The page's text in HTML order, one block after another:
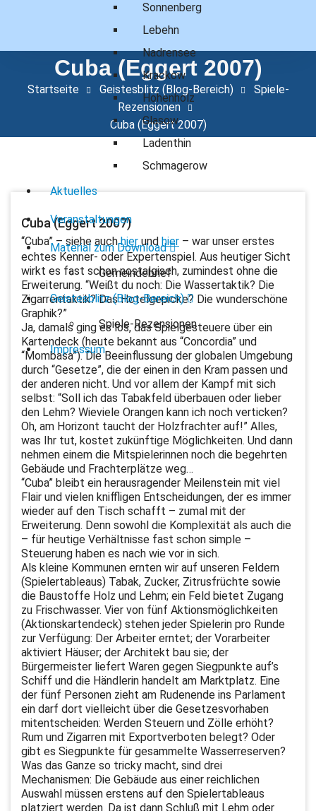
Sonnenberg
Lebehn
Nadrensee
Krackow
Hohenholz
Glasow
Ladenthin
Schmagerow
Aktuelles
Veranstaltungen
Material zum Download
Gemeindebrief
Geistesblitz (Blog-Bereich)
Spiele-Rezensionen
Impressum
Cuba (Eggert 2007)
Startseite Geistesblitz (Blog-Bereich)
Spiele-
Rezensionen
Cuba (Eggert 2007)
Cuba (Eggert 2007)
“Cuba” – siehe auch hier und hier – war unser erstes
echtes Kenner- oder Expertenspiel. Aus heutiger Sicht
wirkt es fast schon nostalgisch, zumindest ohne die
Erweiterung. “Weißt du noch: Die Wassertaktik? Die
Zigarrentaktik? Das Hotelgepicke? Die wunderschöne
Graphik?”
Ja, damals ging es los, das Spielgesteuere über ein
Kartendeck (heute bekannt aus “Concordia” und
“Mombasa”). Die Beeinflussung der globalen Umgebung
durch “Gesetze”, die der einen in den Kram passen und
der anderen nicht. Und vor allem der Kampf mit sich
selbst: “Soll ich das Tabakfeld überbauen oder lieber
den Lehm? Wieviele Orangen kann ich noch verticken?
Oh, am Horizont taucht der Holzfrachter auf!” Alles,
was Ihr tut, kostet zukünftige Möglichkeiten. Und dann
nehmen einem die Mitspielerinnen noch die begehrten
Gebäude und Frachterplätze weg…
“Cuba” bleibt ein herausragender Meilenstein mit viel
Flair und vielen kniffligen Entscheidungen, der es immer
wieder auf den Tisch schafft – zumal mit der
Erweiterung. Denn sowohl die Komplexität als auch die
– für heutige Verhältnisse fast schon simple –
Steuerung haben es nach wie vor in sich.
Als kleine Kommunen ernten wir auf unseren Feldern
(Spielertableaus) Tabak, Zucker, Zitrusfrüchte sowie
die Baustoffe Holz und Lehm; ein Feld bietet Zugang
zu Frischwasser. Vier von fünf Aktionsmöglichkeiten
(Aktionskartendeck) stehen jeder Spielerin pro Runde
zur Verfügung: Der Arbeiter erntet; der Vorarbeiter
aktiviert Häuser; der Architekt bau sie; der
Bürgermeister liefert Waren gegen Siegpunkte auf’s
Schiff und die Händlerin handelt am Marktplatz. Eine
der fünf Personen zieht am Rudenende ins Parlament
ein darf dort vielleicht über die Gesetzesvorhaben
mitentscheiden: Werden Steuern und Zölle erhöht?
Rum und Zigarren mit Exportverboten belegt? Oder
gibt es Siegpunkte für gesammelte Wasserreserven?
Was das Ganze so tricky macht, sind drei
Mechanismen: Die Gebäude aus einer reichlichen
Auswahl müssen erstens auf den Spielertableaus
platziert werden. Da ist dann Schluß mit Lehm oder